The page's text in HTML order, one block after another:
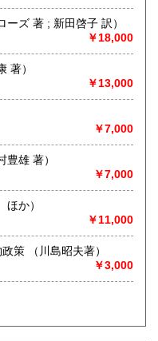
坪井から近隣の薬園町
分あります。
します。
下さい。事前のお電話
ーシャ・ローズ 著 ; 新田啓子 訳）
￥18,000
石川博康 著）
￥13,000
￥7,000
力と領主経済 （吉村豊雄 著）
￥7,000
江幸治 ほか）
￥11,000
植物園の世紀 : イギリス帝国の植物政策 （川島昭夫著）
￥3,000